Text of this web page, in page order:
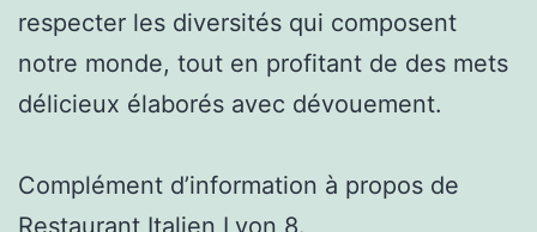
respecter les diversités qui composent
notre monde, tout en profitant de des mets
délicieux élaborés avec dévouement.
Complément d’information à propos de
Restaurant Italien Lyon 8.